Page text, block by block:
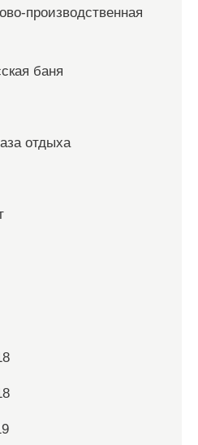
производственная
баня
отдыха